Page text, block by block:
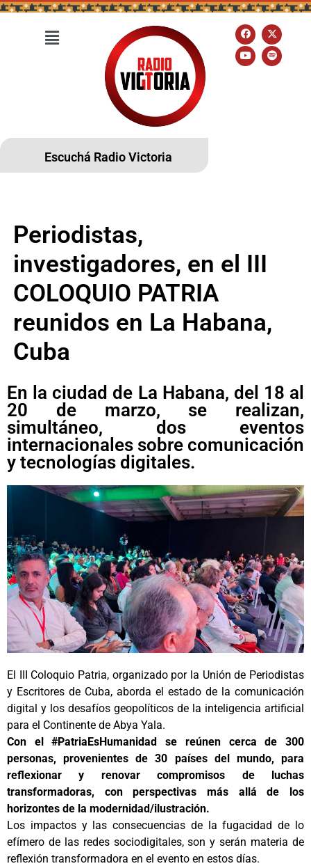
Escuchá Radio Victoria
Periodistas,
investigadores, en el III
COLOQUIO PATRIA
reunidos en La Habana,
Cuba
En la ciudad de La Habana, del 18 al
20 de marzo, se realizan,
simultáneo, dos eventos
internacionales sobre comunicación
y tecnologías digitales.
El III Coloquio Patria, organizado por la Unión de Periodistas
y Escritores de Cuba, aborda el estado de la comunicación
digital y los desafíos geopolíticos de la inteligencia artificial
para el Continente de Abya Yala.
Con el #PatriaEsHumanidad se reúnen cerca de 300
personas, provenientes de 30 países del mundo, para
reflexionar y renovar compromisos de luchas
transformadoras, con perspectivas más allá de los
horizontes de la modernidad/ilustración.
Los impactos y las consecuencias de la fugacidad de lo
efímero de las redes sociodigitales, son y serán materia de
reflexión transformadora en el evento en estos días.